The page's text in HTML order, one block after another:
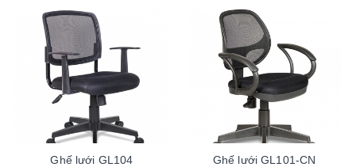
Ghế lưới GL104 Ghế lưới GL101-CN